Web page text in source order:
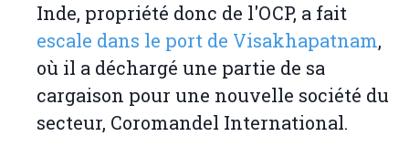
Inde, propriété donc de l'OCP, a fait
escale dans le port de Visakhapatnam,
où il a déchargé une partie de sa
cargaison pour une nouvelle société du
secteur, Coromandel International.